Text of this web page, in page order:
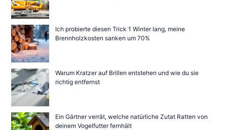
Ich probierte diesen Trick 1 Winter lang, meine
Brennholzkosten sanken um 70%
Warum Kratzer auf Brillen entstehen und wie du sie
richtig entfernst
Ein Gärtner verrät, welche natürliche Zutat Ratten von
deinem Vogelfutter fernhält